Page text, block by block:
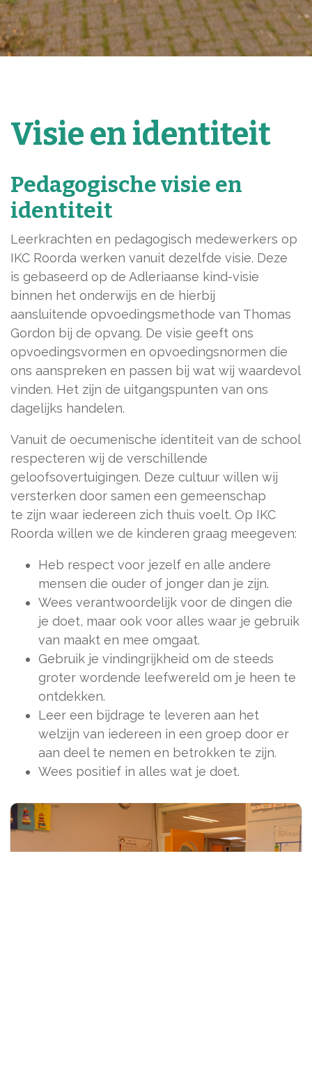
Visie en identiteit
Pedagogische visie en
identiteit
Leerkrachten en pedagogisch medewerkers op
IKC Roorda werken vanuit dezelfde visie. Deze
is gebaseerd op de Adleriaanse kind-visie
binnen het onderwijs en de hierbij
aansluitende opvoedingsmethode van Thomas
Gordon bij de opvang. De visie geeft ons
opvoedingsvormen en opvoedingsnormen die
ons aanspreken en passen bij wat wij waardevol
vinden. Het zijn de uitgangspunten van ons
dagelijks handelen.
Vanuit de oecumenische identiteit van de school
respecteren wij de verschillende
geloofsovertuigingen. Deze cultuur willen wij
versterken door samen een gemeenschap
te zijn waar iedereen zich thuis voelt. Op IKC
Roorda willen we de kinderen graag meegeven:
Heb respect voor jezelf en alle andere
mensen die ouder of jonger dan je zijn.
Wees verantwoordelijk voor de dingen die
je doet, maar ook voor alles waar je gebruik
van maakt en mee omgaat.
Gebruik je vindingrijkheid om de steeds
groter wordende leefwereld om je heen te
ontdekken.
Leer een bijdrage te leveren aan het
welzijn van iedereen in een groep door er
aan deel te nemen en betrokken te zijn.
Wees positief in alles wat je doet.